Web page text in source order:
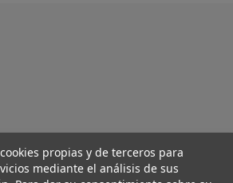
propias y de terceros para
mediante el análisis de sus